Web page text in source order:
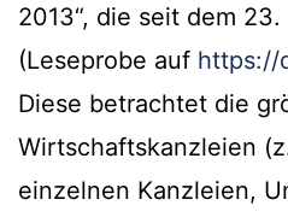
2013“, die seit dem
(Leseprobe auf https://
Diese betrachtet die
Wirtschaftskanzleien
einzelnen Kanzleien,